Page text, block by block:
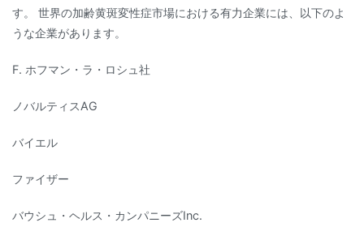
す。 世界の加齢黄斑変性症市場における有力企業には、以下のよ
うな企業があります。
F. ホフマン・ラ・ロシュ社
ノバルティスAG
バイエル
ファイザー
バウシュ・ヘルス・カンパニーズInc.